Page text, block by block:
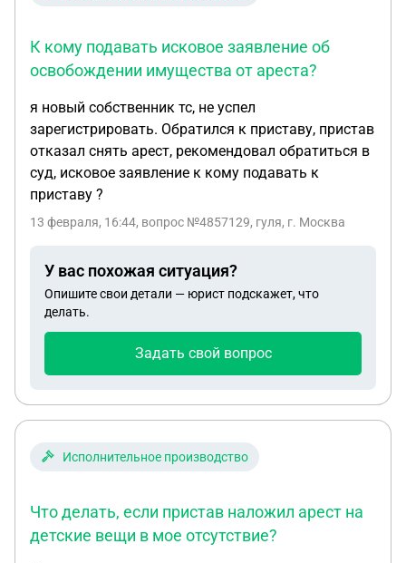
счетах, открытых в банках, в рамках
приостановленного исполнительного
это означает ?
К кому подавать исковое заявление об
освобождении имущества от ареста?
я новый собственник тс, не успел
зарегистрировать. Обратился к приставу, пристав
отказал снять арест, рекомендовал обратиться в
суд, исковое заявление к кому подавать к
приставу ?
13 февраля, 16:44, вопрос №4857129, гуля, г. Москва
У вас похожая ситуация?
Опишите свои детали — юрист подскажет, что
делать.
Задать свой вопрос
Исполнительное производство
Что делать, если пристав наложил арест на
детские вещи в мое отсутствие?